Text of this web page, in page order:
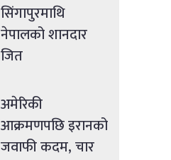
सिंगापुरमाथि
नेपालको शानदार
जित
अमेरिकी
आक्रमणपछि इरानको
जवाफी कदम, चार